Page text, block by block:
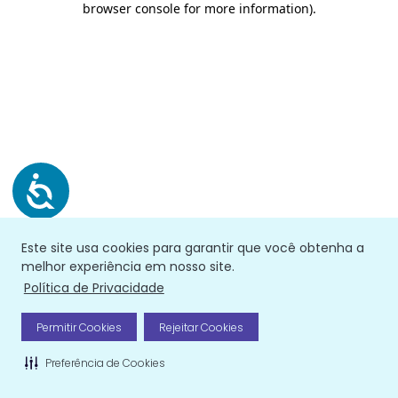
Este site usa cookies para garantir que você obtenha a
melhor experiência em nosso site.
Política de Privacidade
Permitir Cookies Rejeitar Cookies
Preferência de Cookies
browser console for more information).